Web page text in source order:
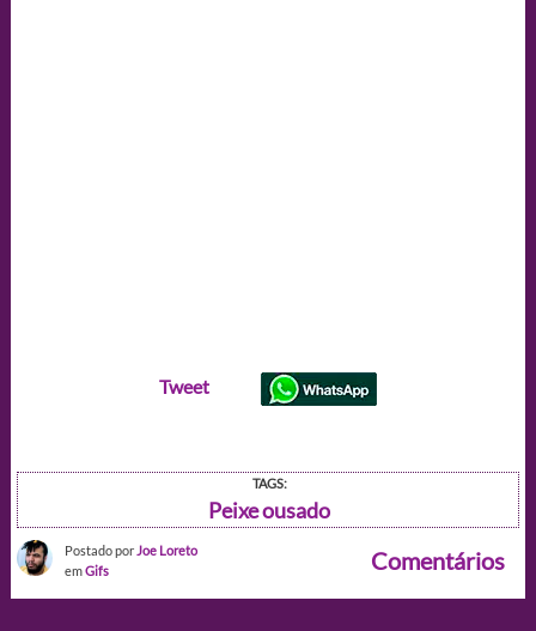
Tweet
TAGS:
Peixe ousado
Postado por Joe Loreto
emGifs Comentários